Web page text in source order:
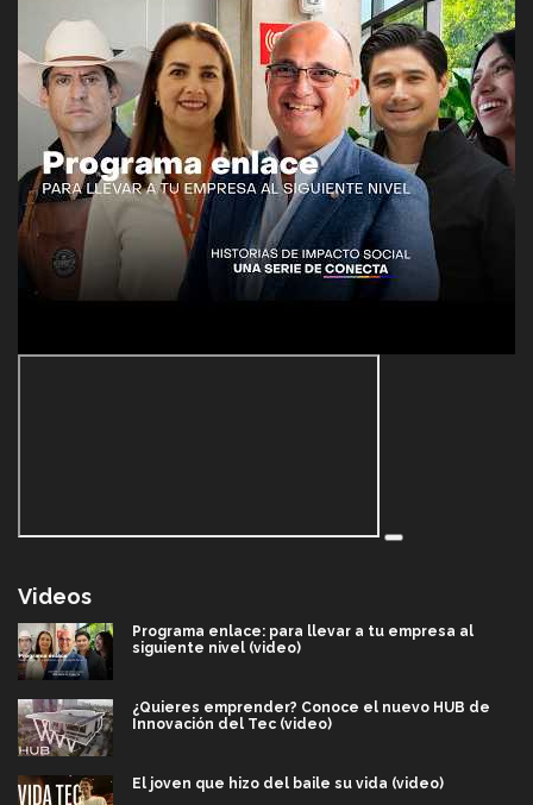
Videos
Programa enlace: para llevar a tu empresa al
siguiente nivel (video)
¿Quieres emprender? Conoce el nuevo HUB de
Innovación del Tec (video)
El joven que hizo del baile su vida (video)